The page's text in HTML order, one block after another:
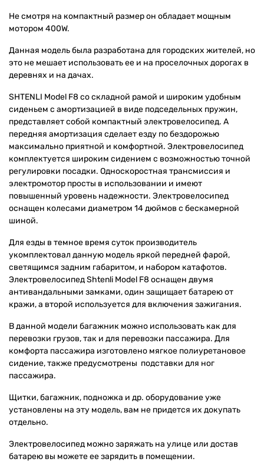
Не смотря на компактный размер он обладает мощным
мотором 400W.
Данная модель была разработана для городских жителей, но
это не мешает использовать ее и на проселочных дорогах в
деревнях и на дачах.
SHTENLI Model F8 со складной рамой и широким удобным
сиденьем с амортизацией в виде подседельных пружин,
представляет собой компактный электровелосипед. А
передняя амортизация сделает езду по бездорожью
максимально приятной и комфортной. Электровелосипед
комплектуется широким сидением с возможностью точной
регулировки посадки. Односкоростная трансмиссия и
электромотор просты в использовании и имеют
повышенный уровень надежности. Электровелосипед
оснащен колесами диаметром 14 дюймов с бескамерной
шиной.
Для езды в темное время суток производитель
укомплектовал данную модель яркой передней фарой,
светящимся задним габаритом, и набором катафотов.
Электровелосипед Shtenli Model F8 оснащен двумя
антивандальными замками, один защищает батарею от
кражи, а второй используется для включения зажигания.
В данной модели багажник можно использовать как для
перевозки грузов, так и для перевозки пассажира. Для
комфорта пассажира изготовлено мягкое полиуретановое
сидение, также предусмотрены подставки для ног
пассажира.
Щитки, багажник, подножка и др. оборудование уже
установлены на эту модель, вам не придется их докупать
отдельно.
Электровелосипед можно заряжать на улице или достав
батарею вы можете ее зарядить в помещении.